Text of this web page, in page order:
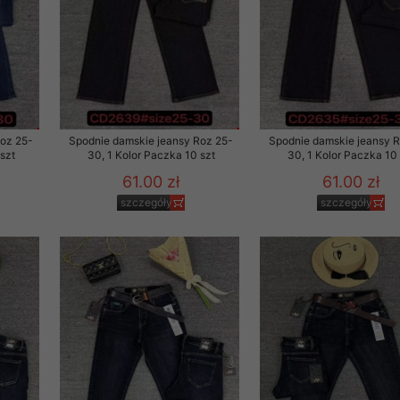
25-
Spodnie damskie jeansy Roz 25-
30, 1 Kolor Paczka 10 szt
61.00 zł
szczegóły
Spodnie damskie jeansy
30, 1 Kolor Paczka 10
61.00 zł
szczegóły
przez OMEZ
wycofanie zgody nie
oraz usunięcia
zautomatyzowanemu
Twoich
osobowych.